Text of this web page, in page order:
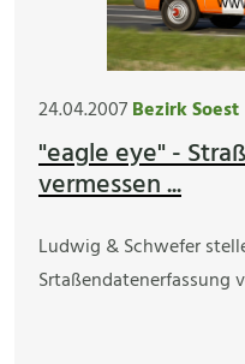
24.04.2007Bezirk Soest
"eagle eye" -
vermessen ...
Ludwig & Schwefer
Srtaßendatenerfassung